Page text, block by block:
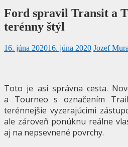
Ford spravil Transit a
terénny štýl
16. júna 202016. júna 2020 Jozef
Toto je asi správna cesta.
a Tourneo s označením
terénnejšie vyzerajúcimi
ale zároveň ponúknu reálne
aj na nepsevnené povrchy.